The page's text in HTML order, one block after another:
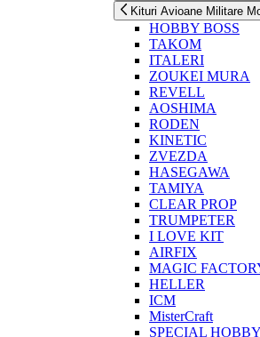
Kituri Avioane Militare
HOBBY BOSS
TAKOM
ITALERI
ZOUKEI MURA
REVELL
AOSHIMA
RODEN
KINETIC
ZVEZDA
HASEGAWA
TAMIYA
CLEAR PROP
TRUMPETER
I LOVE KIT
AIRFIX
MAGIC
HELLER
ICM
MisterCraft
SPECIAL HOBBY